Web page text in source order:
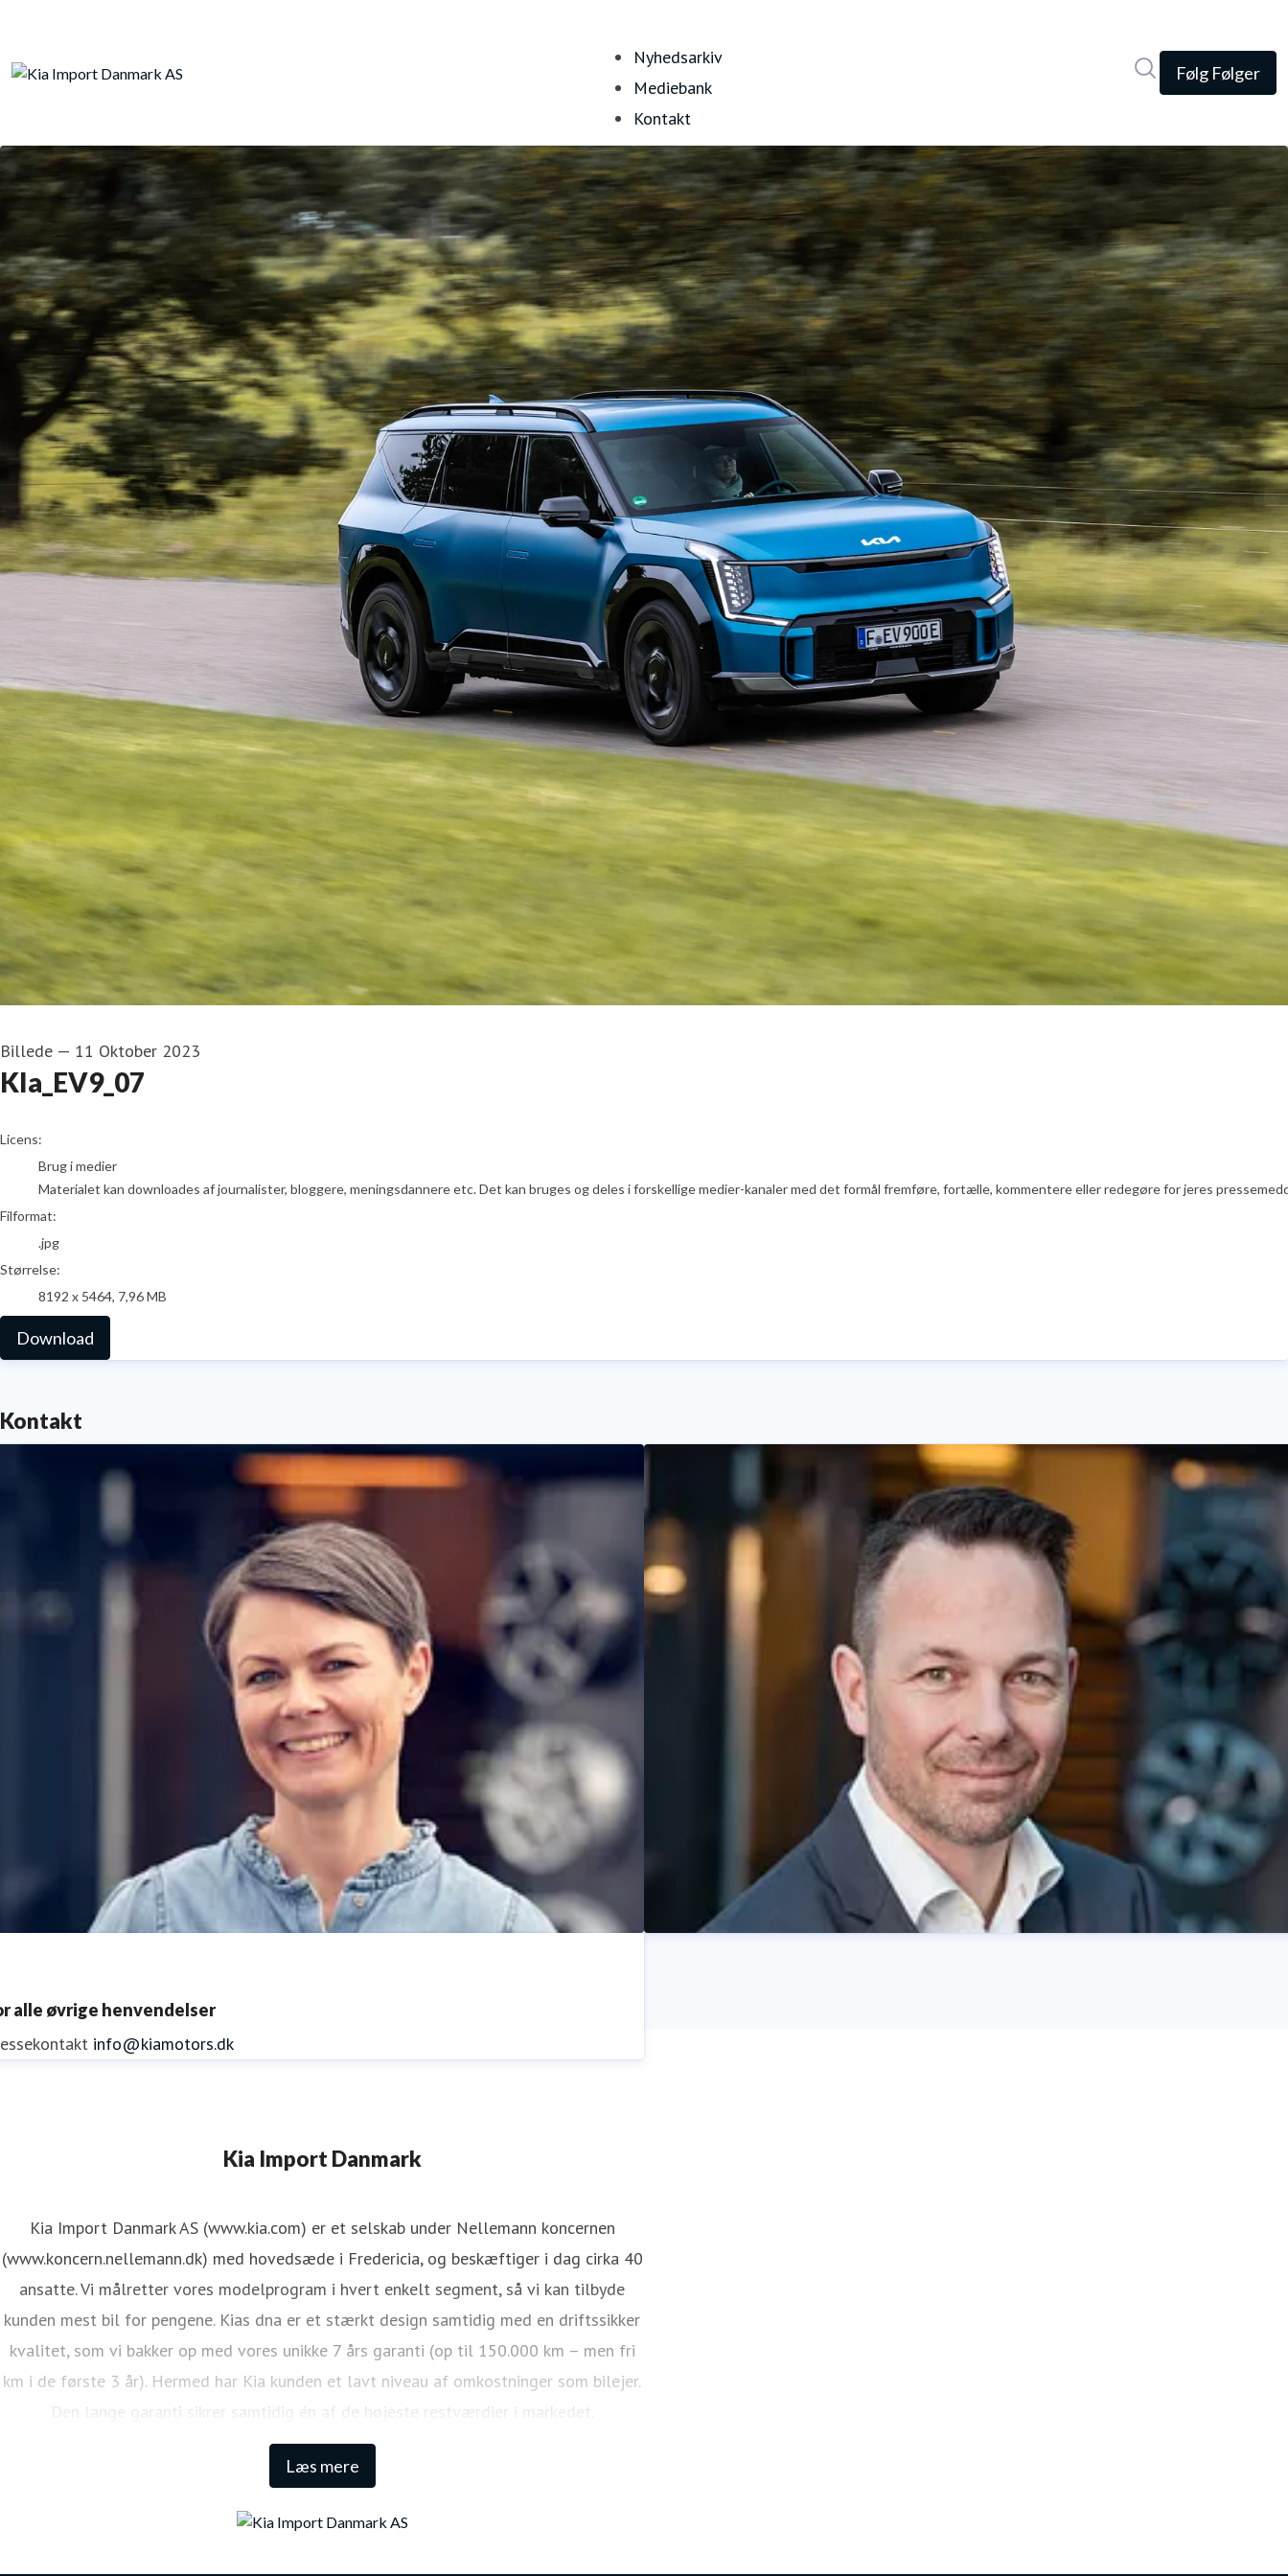
Nyhedsarkiv
Mediebank
Kontakt
Følg Følger
Billede — 11 Oktober 2023
KIa_EV9_07
go to media item
Licens:
Brug i medier
Materialet kan downloades af journalister, bloggere, meningsdannere etc. Det kan bruges og deles i forskellige medier-kanaler med det formål fremføre, fortælle, kommentere eller redegøre for jeres
Filformat:
.jpg
Størrelse:
8192 x 5464, 7,96 MB
Download
Kontakt
alle øvrige henvendelser
info@kiamotors.dk
Kia Import Danmark
Læs mere
Kia Import Danmark AS (www.kia.com) er et selskab under Nellemann koncernen
(www.koncern.nellemann.dk) med hovedsæde i Fredericia, og beskæftiger i dag cirka 40
ansatte. Vi målretter vores modelprogram i hvert enkelt segment, så vi kan tilbyde
kunden mest bil for pengene. Kias dna er et stærkt design samtidig med en driftssikker
kvalitet, som vi bakker op med vores unikke 7 års garanti (op til 150.000 km – men fri
km i de første 3 år). Hermed har Kia kunden et lavt niveau af omkostninger som bilejer.
Den lange garanti sikrer samtidig én af de højeste restværdier i markedet.